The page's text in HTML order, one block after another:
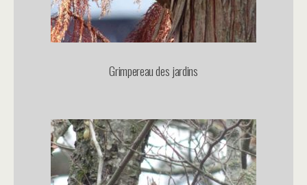
Grimpereau des jardins